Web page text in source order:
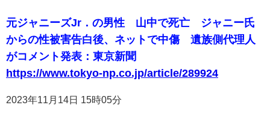
元ジャニーズJr．の男性 山中で死亡 ジャニー氏
からの性被害告白後、ネットで中傷 遺族側代理人
がコメント発表：東京新聞
https://www.tokyo-np.co.jp/article/289924
2023年11月14日 15時05分